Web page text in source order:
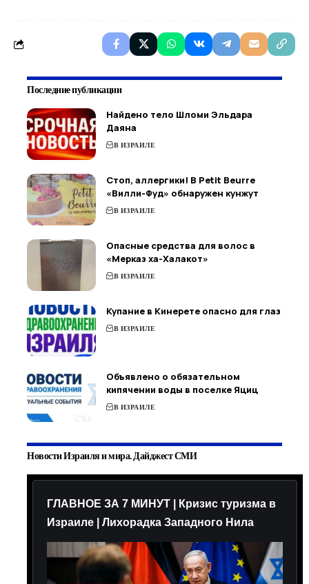
Последние публикации
Найдено тело Шломи Эльдара
Даяна
В ИЗРАИЛЕ
Стоп, аллергики! В Petit Beurre
«Вилли-Фуд» обнаружен кунжут
В ИЗРАИЛЕ
Опасные средства для волос в
«Мерказ ха-Халакот»
В ИЗРАИЛЕ
Купание в Кинерете опасно для глаз
В ИЗРАИЛЕ
Объявлено о обязательном
кипячении воды в поселке Яциц
В ИЗРАИЛЕ
Новости Израиля и мира. Дайджест СМИ